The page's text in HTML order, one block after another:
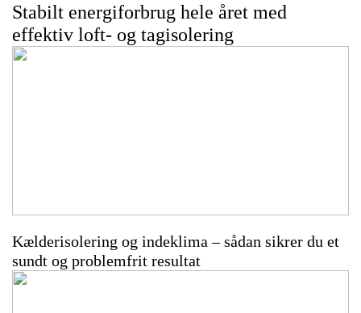
Stabilt energiforbrug hele året med
effektiv loft- og tagisolering
Kælderisolering og indeklima – sådan sikrer du et
sundt og problemfrit resultat